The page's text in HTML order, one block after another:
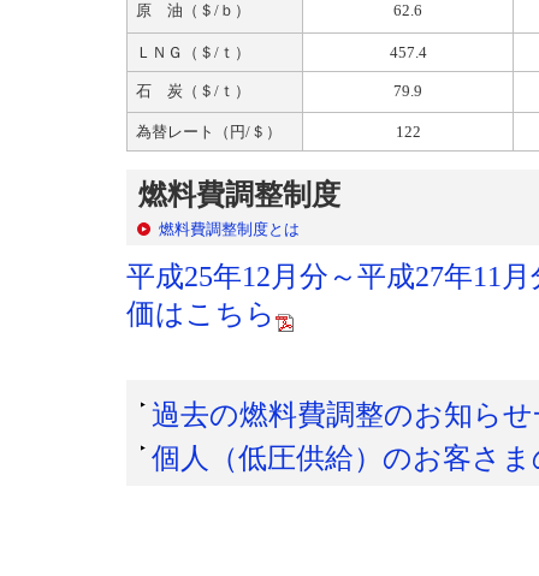
原 油（＄/ｂ） 62.6
ＬＮＧ（＄/ｔ） 457.4
石 炭（＄/ｔ） 79.9
為替レート（円/＄） 122
燃料費調整制度
燃料費調整制度とは
平成25年12月分～平成27年11
価はこちら
過去の燃料費調整のお知ら
個人（低圧供給）のお客さ